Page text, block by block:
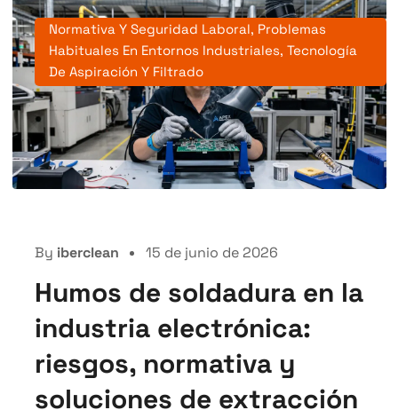
Normativa Y Seguridad Laboral, Problemas
Habituales En Entornos Industriales, Tecnología
De Aspiración Y Filtrado
By iberclean 15 de junio de 2026
Humos de soldadura en la
industria electrónica:
riesgos, normativa y
soluciones de extracción